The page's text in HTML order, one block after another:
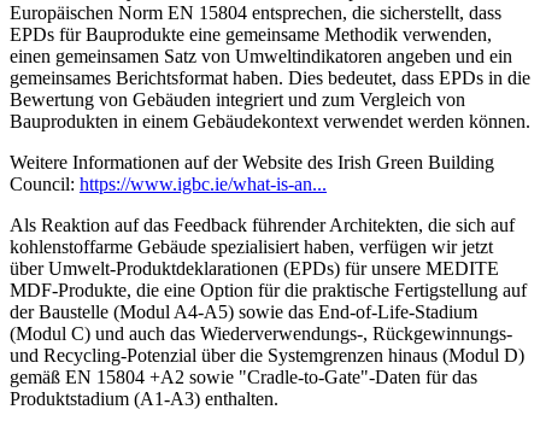
Europäischen Norm EN 15804 entsprechen, die sicherstellt, dass
EPDs für Bauprodukte eine gemeinsame Methodik verwenden,
einen gemeinsamen Satz von Umweltindikatoren angeben und ein
gemeinsames Berichtsformat haben. Dies bedeutet, dass EPDs in die
Bewertung von Gebäuden integriert und zum Vergleich von
Bauprodukten in einem Gebäudekontext verwendet werden können.
Weitere Informationen auf der Website des Irish Green Building
Council: https://www.igbc.ie/what-is-an...
Als Reaktion auf das Feedback führender Architekten, die sich auf
kohlenstoffarme Gebäude spezialisiert haben, verfügen wir jetzt
über Umwelt-Produktdeklarationen (EPDs) für unsere MEDITE
MDF-Produkte, die eine Option für die praktische Fertigstellung auf
der Baustelle (Modul A4-A5) sowie das End-of-Life-Stadium
(Modul C) und auch das Wiederverwendungs-, Rückgewinnungs-
und Recycling-Potenzial über die Systemgrenzen hinaus (Modul D)
gemäß EN 15804 +A2 sowie "Cradle-to-Gate"-Daten für das
Produktstadium (A1-A3) enthalten.